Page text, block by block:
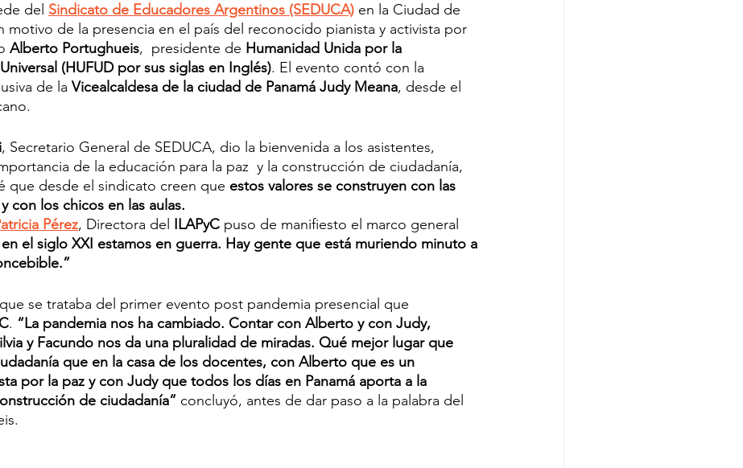
del Sindicato de Educadores Argentinos (SEDUCA) en la Ciudad de
motivo de la presencia en el país del reconocido pianista y activista por
Alberto Portughueis,  presidente de Humanidad Unida por la
(HUFUD por sus siglas en Inglés). El evento contó con la
de la Vicealcaldesa de la ciudad de Panamá Judy Meana, desde el
, Secretario General de SEDUCA, dio la bienvenida a los asistentes,
de la educación para la paz  y la construcción de ciudadanía,
que desde el sindicato creen que estos valores se construyen con las
con los chicos en las aulas.
Pérez, Directora del ILAPyC puso de manifiesto el marco general
el siglo XXI estamos en guerra. Hay gente que está muriendo minuto a
se trataba del primer evento post pandemia presencial que
. “La pandemia nos ha cambiado. Contar con Alberto y con Judy,
y Facundo nos da una pluralidad de miradas. Qué mejor lugar que
que en la casa de los docentes, con Alberto que es un
por la paz y con Judy que todos los días en Panamá aporta a la
de ciudadanía” concluyó, antes de dar paso a la palabra del